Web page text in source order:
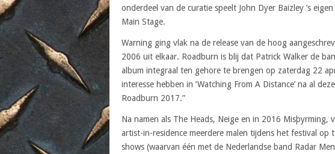
onderdeel van de curatie speelt John Dyer Baizley ’s
Main Stage.
Warning ging vlak na de release van de hoog
2006 uit elkaar. Roadburn is blij dat Patrick Walker de
album integraal ten gehore te brengen op zaterdag 22
interesse hebben in ‘Watching From A Distance’ na al
Roadburn 2017.”
Na namen als The Heads, Neige en in 2016 Misþyrming,
artist-in-residence meerdere malen tijdens het festival op
shows (waarvan één met de Nederlandse band Radar